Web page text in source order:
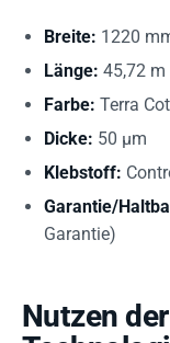
Breite: 1220
Länge: 45,72 m
Farbe: Terra
Dicke: 50 µm
Klebstoff:
Garantie/
Garantie)
Nutzen